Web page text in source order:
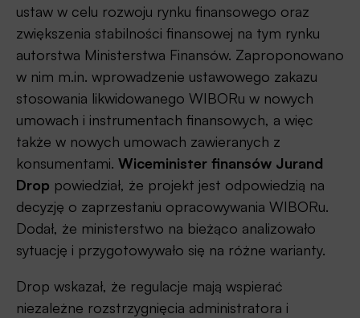
ustaw w celu rozwoju rynku finansowego oraz
zwiększenia stabilności finansowej na tym rynku
autorstwa Ministerstwa Finansów. Zaproponowano
w nim m.in. wprowadzenie ustawowego zakazu
stosowania likwidowanego WIBORu w nowych
umowach i instrumentach finansowych, a więc
także w nowych umowach zawieranych z
konsumentami. Wiceminister finansów Jurand
Drop powiedział, że projekt jest odpowiedzią na
decyzję o zaprzestaniu opracowywania WIBORu.
Dodał, że ministerstwo na bieżąco analizowało
sytuację i przygotowywało się na różne warianty.
Drop wskazał, że regulacje mają wspierać
niezależne rozstrzygnięcia administratora i